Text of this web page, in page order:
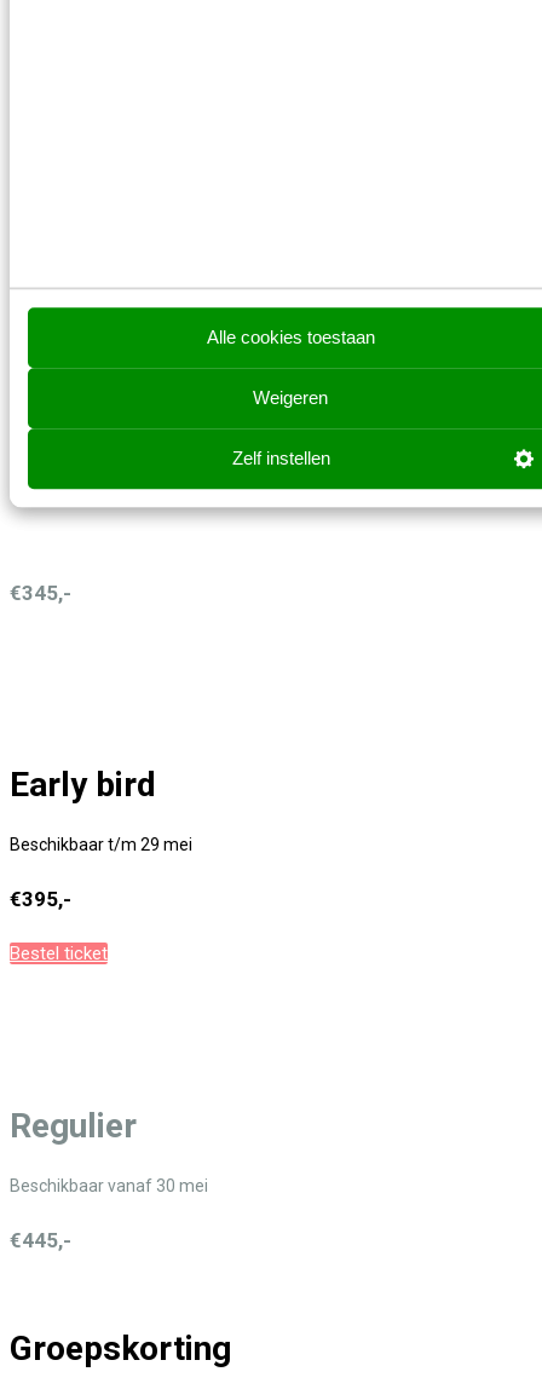
Alle cookies toestaan
Weigeren
Zelf instellen
Prijzen zijn exclusief btw
Super early bird
€345,-
Early bird
Beschikbaar t/m 29 mei
€395,-
Bestel ticket
Regulier
Beschikbaar vanaf 30 mei
€445,-
Groepskorting